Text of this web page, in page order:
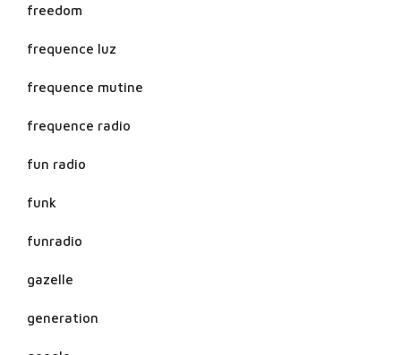
freedom
frequence luz
frequence mutine
frequence radio
fun radio
funk
funradio
gazelle
generation